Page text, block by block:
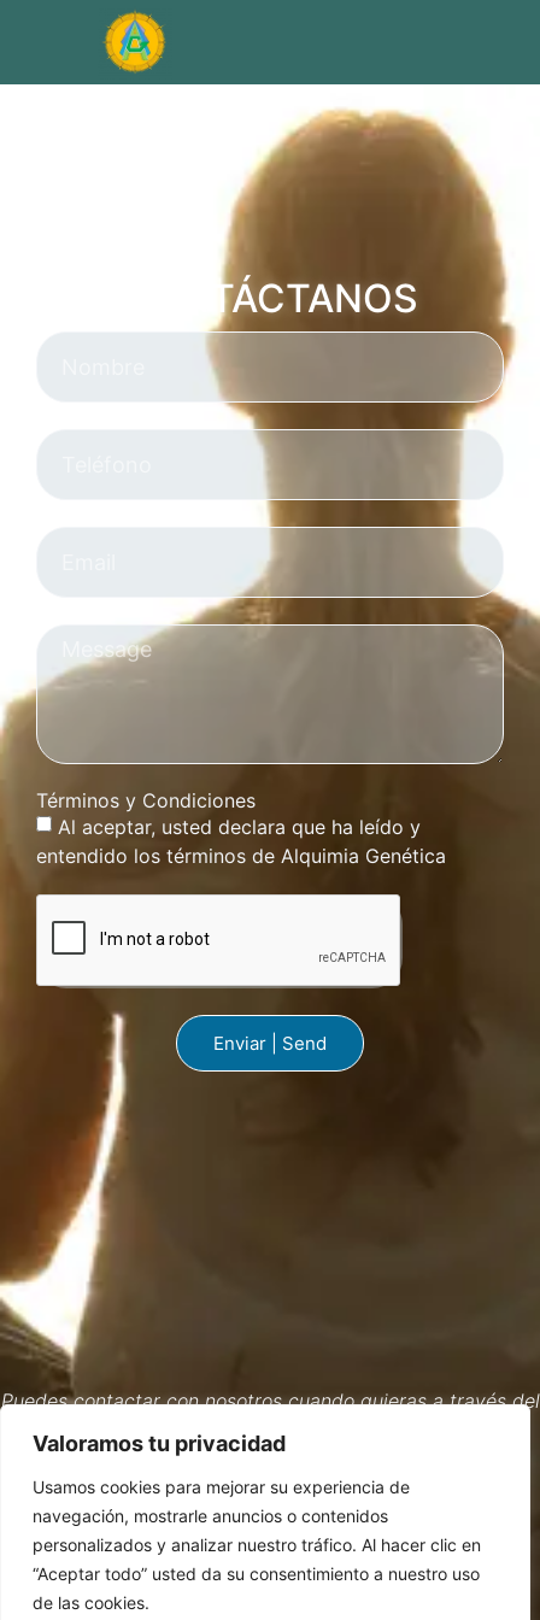
Valoramos tu privacidad
Usamos cookies para mejorar su experiencia de
navegación, mostrarle anuncios o contenidos
personalizados y analizar nuestro tráfico. Al hacer clic en
“Aceptar todo” usted da su consentimiento a nuestro uso
de las cookies.
CONTÁCTANOS
Términos y Condiciones
Al aceptar, usted declara que ha leído y
entendido los términos de Alquimia Genética
Enviar | Send
Puedes contactar con nosotros cuando quieras a través del
alquimiageneticared@gmail.com
Si tienes dudas de algún producto o quieres enterarte de
las novedades
Si quieres una entrevista con nosotros o saber más.
Si quieres recibir las noticias de nuevos cursos y lives
(* Puede ser que nuestra respuesta te llegue al spam,
compruébalo por favor 🤗*)